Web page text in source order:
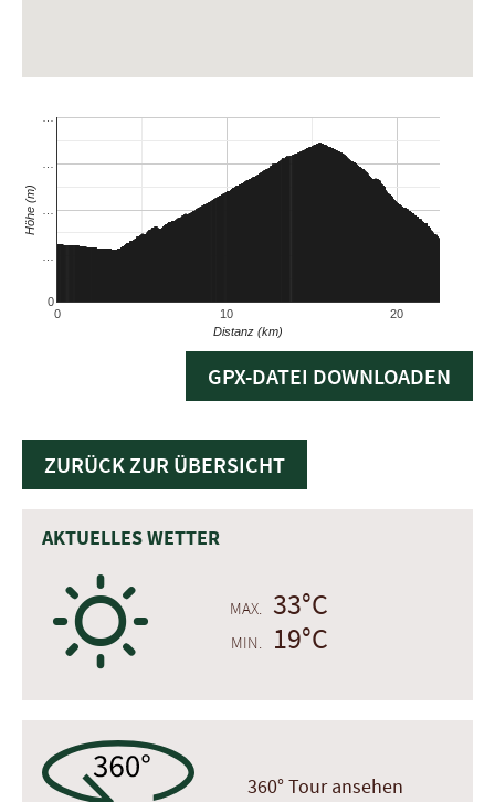
GPX-DATEI DOWNLOADEN
ZURÜCK ZUR ÜBERSICHT
AKTUELLES WETTER
B MAX. 33°C
MIN. 19°C
360° Tour ansehen